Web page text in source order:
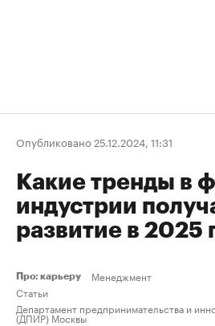
Опубликовано 25.12.2024, 11:31
Какие тренды в
индустрии
развитие в 2025
Про: карьеру
Менеджмент
Статьи
Департамент предпринимательства и
(ДПИР) Москвы